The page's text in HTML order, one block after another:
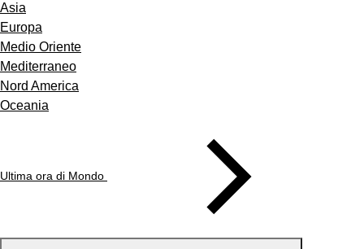
Asia
Europa
Medio Oriente
Mediterraneo
Nord America
Oceania
Ultima ora di Mondo